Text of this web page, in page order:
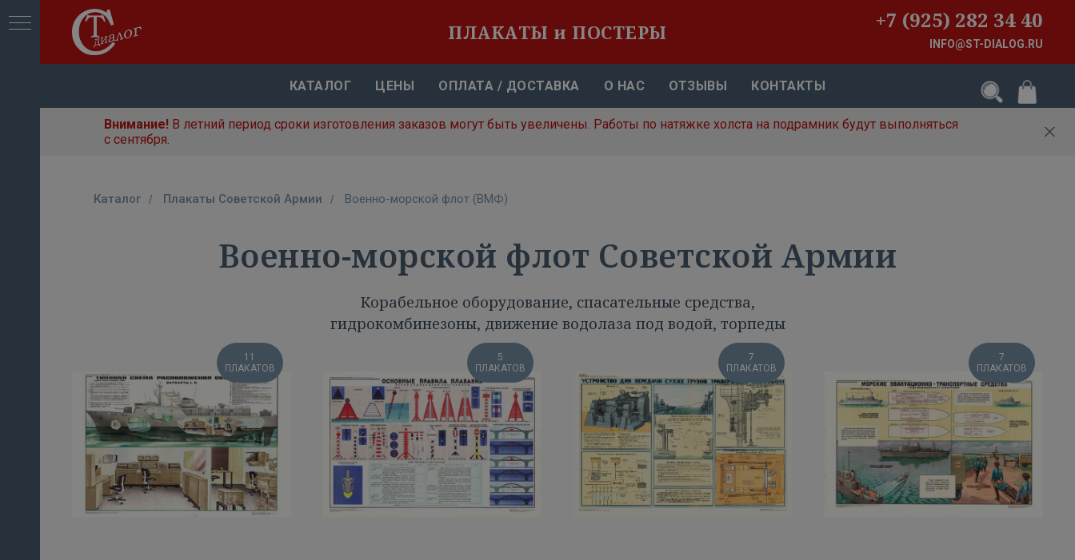
ПЛАКАТЫ и ПОСТЕРЫ +7 (925) 282 34 40
INFO@ST-DIALOG.RU
КАТАЛОГ ЦЕНЫ ОПЛАТА / ДОСТАВКА О НАС ОТЗЫВЫ КОНТАКТЫ
Внимание! В летний период сроки изготовления заказов могут быть увеличены. Работы по натяжке холста на подрамник будут выполняться
с сентября.
Каталог / Плакаты Советской Армии / Военно-морской флот (ВМФ)
Военно-морской флот Советской Армии
Корабельное оборудование, спасательные средства,
гидрокомбинезоны, движение водолаза под водой, торпеды
11
ПЛАКАТОВ
5
ПЛАКАТОВ
7
ПЛАКАТОВ
7
ПЛАКАТОВ